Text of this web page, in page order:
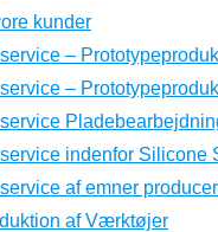
kunder
–
–
indenfor Silicone
af emner
af Værktøjer